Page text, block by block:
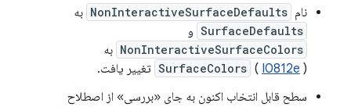
نام NonInteractiveSurfaceDefaults به
SurfaceDefaults و
NonInteractiveSurfaceColors به
SurfaceColors ( I0812e ) تغییر یافت.
سطح قابل انتخاب اکنون به جای «بررسی» از اصطلاح